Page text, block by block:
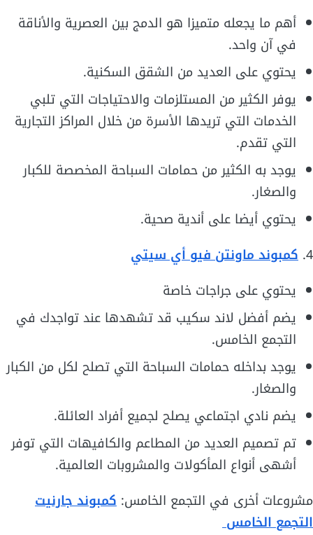
أهم ما يجعله متميزا هو الدمج بين العصرية والأناقة
في آن واحد.
يحتوي على العديد من الشقق السكنية.
يوفر الكثير من المستلزمات والاحتياجات التي تلبي
الخدمات التي تريدها الأسرة من خلال المراكز التجارية
التي تقدم.
يوجد به الكثير من حمامات السباحة المخصصة للكبار
والصغار.
يحتوي أيضا على أندية صحية.
4. كمبوند ماونتن فيو أي سيتي
يحتوي على جراجات خاصة
يضم أفضل لاند سكيب قد تشهدها عند تواجدك في
التجمع الخامس.
يوجد بداخله حمامات السباحة التي تصلح لكل من الكبار
والصغار.
يضم نادي اجتماعي يصلح لجميع أفراد العائلة.
تم تصميم العديد من المطاعم والكافيهات التي توفر
أشهى أنواع المأكولات والمشروبات العالمية.
مشروعات أخرى في التجمع الخامس: كمبوند جارنيت
التجمع الخامس